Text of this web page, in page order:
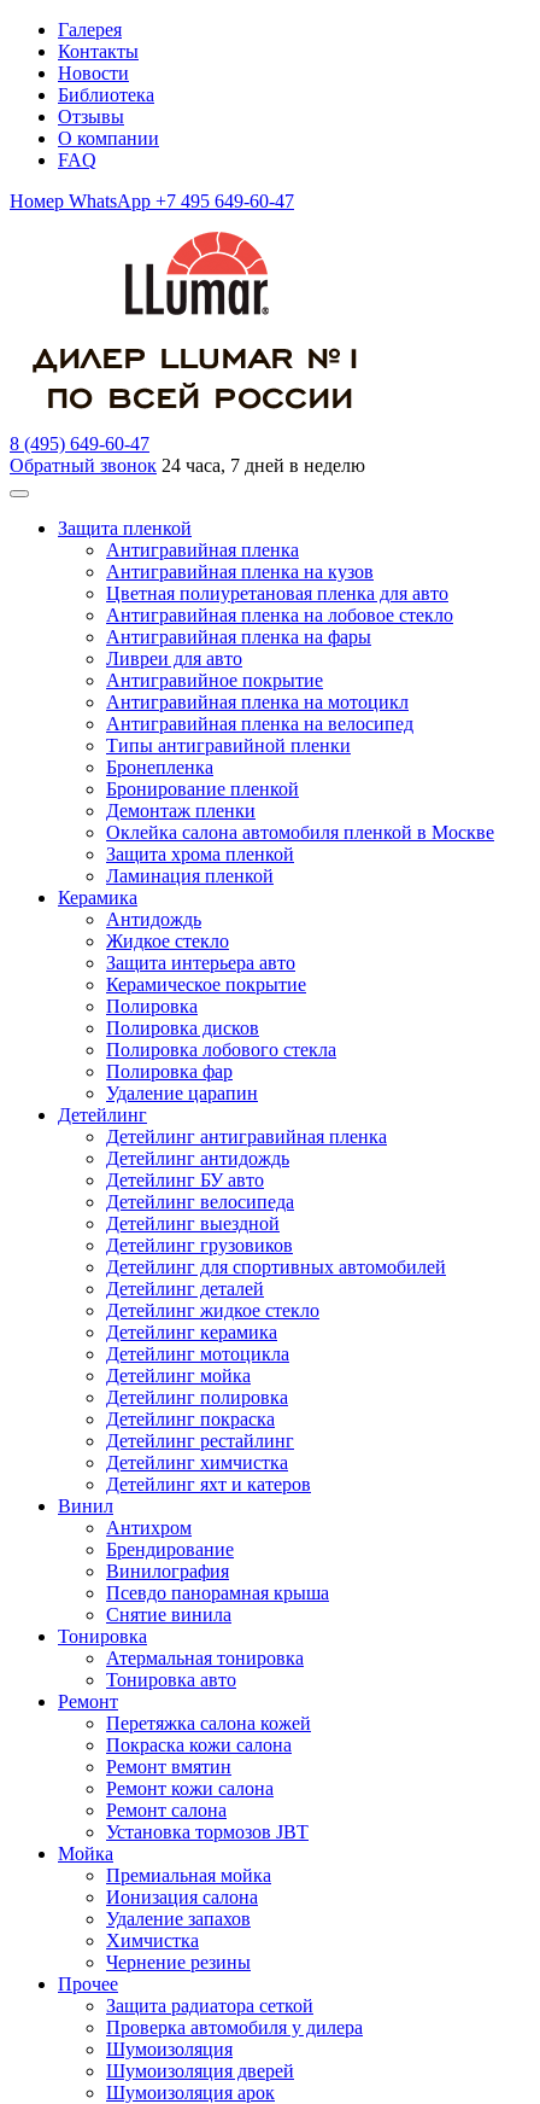
Галерея
Контакты
Новости
Библиотека
Отзывы
О компании
FAQ
Номер WhatsApp +7 495 649-60-47
8 (495) 649-60-47
Обратный звонок 24 часа, 7 дней в неделю
Защита пленкой
Антигравийная пленка
Антигравийная пленка на кузов
Цветная полиуретановая пленка для авто
Антигравийная пленка на лобовое стекло
Антигравийная пленка на фары
Ливреи для авто
Антигравийное покрытие
Антигравийная пленка на мотоцикл
Антигравийная пленка на велосипед
Типы антигравийной пленки
Бронепленка
Бронирование пленкой
Демонтаж пленки
Оклейка салона автомобиля пленкой в Москве
Защита хрома пленкой
Ламинация пленкой
Керамика
Антидождь
Жидкое стекло
Защита интерьера авто
Керамическое покрытие
Полировка
Полировка дисков
Полировка лобового стекла
Полировка фар
Удаление царапин
Детейлинг
Детейлинг антигравийная пленка
Детейлинг антидождь
Детейлинг БУ авто
Детейлинг велосипеда
Детейлинг выездной
Детейлинг грузовиков
Детейлинг для спортивных автомобилей
Детейлинг деталей
Детейлинг жидкое стекло
Детейлинг керамика
Детейлинг мотоцикла
Детейлинг мойка
Детейлинг полировка
Детейлинг покраска
Детейлинг рестайлинг
Детейлинг химчистка
Детейлинг яхт и катеров
Винил
Антихром
Брендирование
Винилография
Псевдо панорамная крыша
Снятие винила
Тонировка
Атермальная тонировка
Тонировка авто
Ремонт
Перетяжка салона кожей
Покраска кожи салона
Ремонт вмятин
Ремонт кожи салона
Ремонт салона
Установка тормозов JBT
Мойка
Премиальная мойка
Ионизация салона
Удаление запахов
Химчистка
Чернение резины
Прочее
Защита радиатора сеткой
Проверка автомобиля у дилера
Шумоизоляция
Шумоизоляция дверей
Шумоизоляция арок